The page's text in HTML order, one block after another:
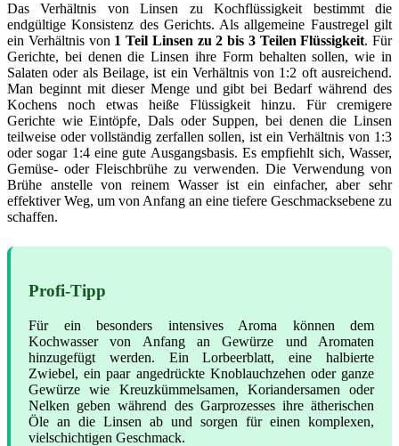
Das Verhältnis von Linsen zu Kochflüssigkeit bestimmt die
endgültige Konsistenz des Gerichts. Als allgemeine Faustregel gilt
ein Verhältnis von 1 Teil Linsen zu 2 bis 3 Teilen Flüssigkeit. Für
Gerichte, bei denen die Linsen ihre Form behalten sollen, wie in
Salaten oder als Beilage, ist ein Verhältnis von 1:2 oft ausreichend.
Man beginnt mit dieser Menge und gibt bei Bedarf während des
Kochens noch etwas heiße Flüssigkeit hinzu. Für cremigere
Gerichte wie Eintöpfe, Dals oder Suppen, bei denen die Linsen
teilweise oder vollständig zerfallen sollen, ist ein Verhältnis von 1:3
oder sogar 1:4 eine gute Ausgangsbasis. Es empfiehlt sich, Wasser,
Gemüse- oder Fleischbrühe zu verwenden. Die Verwendung von
Brühe anstelle von reinem Wasser ist ein einfacher, aber sehr
effektiver Weg, um von Anfang an eine tiefere Geschmacksebene zu
schaffen.
Profi-Tipp
Für ein besonders intensives Aroma können dem
Kochwasser von Anfang an Gewürze und Aromaten
hinzugefügt werden. Ein Lorbeerblatt, eine halbierte
Zwiebel, ein paar angedrückte Knoblauchzehen oder ganze
Gewürze wie Kreuzkümmelsamen, Koriandersamen oder
Nelken geben während des Garprozesses ihre ätherischen
Öle an die Linsen ab und sorgen für einen komplexen,
vielschichtigen Geschmack.